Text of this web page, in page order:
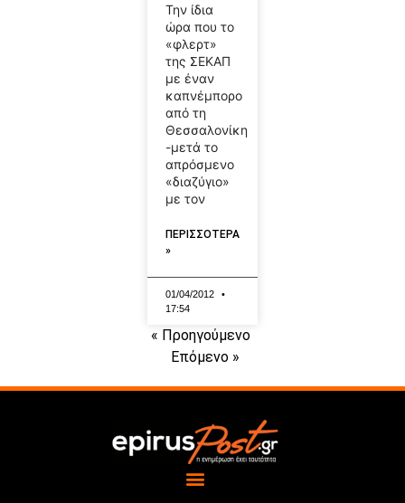
Την ίδια
ώρα που το
«φλερτ»
της ΣΕΚΑΠ
με έναν
καπνέμπορο
από τη
Θεσσαλονίκη
-μετά το
απρόσμενο
«διαζύγιο»
με τον
ΠΕΡΙΣΣΟΤΕΡΑ
»
01/04/2012
17:54
« Προηγούμενο
Επόμενο »